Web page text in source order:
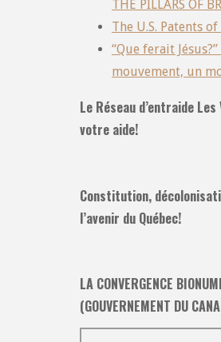
THE PILLARS OF
The U.S. Patents
“Que ferait
mouvement, un
Le Réseau d’entraide
votre aide!
Constitution,
l’avenir du Québec!
LA CONVERGENCE
(GOUVERNEMENT DU